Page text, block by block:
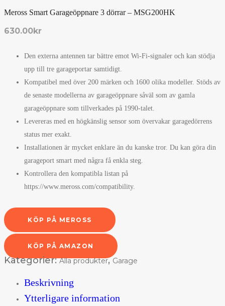
Meross Smart Garageöppnare 3 dörrar – MSG200HK
630.00kr
Den externa antennen tar bättre emot Wi-Fi-signaler och kan stödja
upp till tre garageportar samtidigt.
Kompatibel med över 200 märken och 1600 olika modeller. Stöds av
de senaste modellerna av garageöppnare såväl som av gamla
garageöppnare som tillverkades på 1990-talet.
Levereras med en högkänslig sensor som övervakar garagedörrens
status mer exakt.
Installationen är mycket enklare än du kanske tror. Du kan göra din
garageport smart med några få enkla steg.
Kontrollera den kompatibla listan på
https://www.meross.com/compatibility.
KÖP PÅ MEROSS
KÖP PÅ AMAZON
Kategorier:Alla produkter,Garage
Beskrivning
Ytterligare information